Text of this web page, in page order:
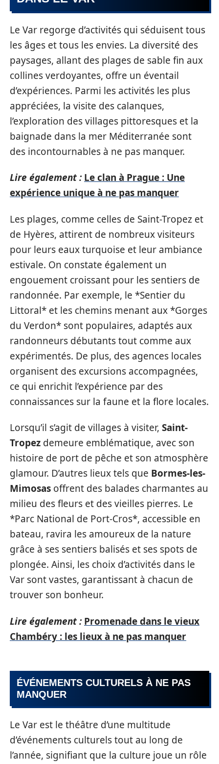
Le Var regorge d’activités qui séduisent tous
les âges et tous les envies. La diversité des
paysages, allant des plages de sable fin aux
collines verdoyantes, offre un éventail
d’expériences. Parmi les activités les plus
appréciées, la visite des calanques,
l’exploration des villages pittoresques et la
baignade dans la mer Méditerranée sont
des incontournables à ne pas manquer.
Lire également : Le clan à Prague : Une
expérience unique à ne pas manquer
Les plages, comme celles de Saint-Tropez et
de Hyères, attirent de nombreux visiteurs
pour leurs eaux turquoise et leur ambiance
estivale. On constate également un
engouement croissant pour les sentiers de
randonnée. Par exemple, le *Sentier du
Littoral* et les chemins menant aux *Gorges
du Verdon* sont populaires, adaptés aux
randonneurs débutants tout comme aux
expérimentés. De plus, des agences locales
organisent des excursions accompagnées,
ce qui enrichit l’expérience par des
connaissances sur la faune et la flore locales.
Lorsqu’il s’agit de villages à visiter, Saint-
Tropez demeure emblématique, avec son
histoire de port de pêche et son atmosphère
glamour. D’autres lieux tels que Bormes-les-
Mimosas offrent des balades charmantes au
milieu des fleurs et des vieilles pierres. Le
*Parc National de Port-Cros*, accessible en
bateau, ravira les amoureux de la nature
grâce à ses sentiers balisés et ses spots de
plongée. Ainsi, les choix d’activités dans le
Var sont vastes, garantissant à chacun de
trouver son bonheur.
Lire également : Promenade dans le vieux
Chambéry : les lieux à ne pas manquer
ÉVÉNEMENTS CULTURELS À NE PAS
MANQUER
Le Var est le théâtre d’une multitude
d’événements culturels tout au long de
l’année, signifiant que la culture joue un rôle